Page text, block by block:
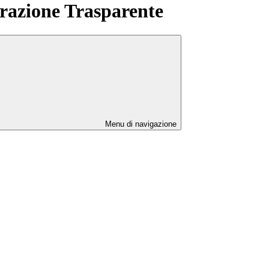
Trasparente
Menu di navigazione